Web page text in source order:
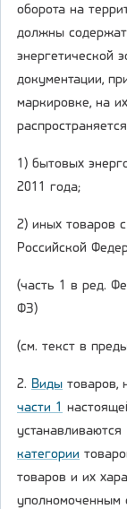
оборота на
должны
энергетической
документации,
маркировке, на
1) бытовых
2011 года;
2) иных товаров
Российской
(часть 1 в ред.
ФЗ)
(см. текст в
2. Виды товаров,
части 1
категории
товаров и их
уполномоченным